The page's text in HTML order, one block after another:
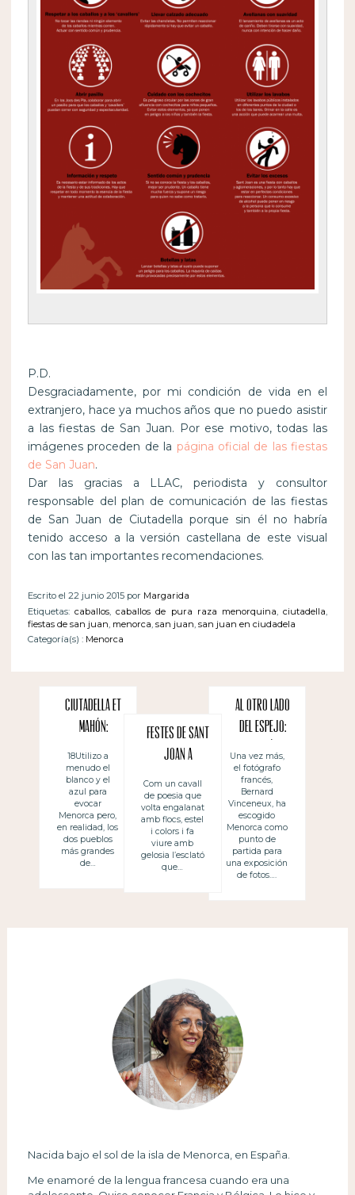
P.D.
Desgraciadamente, por mi condición de vida en el
extranjero, hace ya muchos años que no puedo asistir
a las fiestas de San Juan. Por ese motivo, todas las
imágenes proceden de la página oficial de las fiestas
de San Juan.
Dar las gracias a LLAC, periodista y consultor
responsable del plan de comunicación de las fiestas
de San Juan de Ciutadella porque sin él no habría
tenido acceso a la versión castellana de este visual
con las tan importantes recomendaciones.
Escrito el 22 junio 2015 por Margarida
Etiquetas: caballos,caballos de pura raza menorquina,ciutadella,
fiestas de san juan, menorca, san juan, san juan en ciudadela
Categoría(s) : Menorca
Ciutadella et
Mahón:
bonitas
ciudades
mediterráneas
18Utilizo a
menudo el
blanco y el
azul para
evocar
Menorca pero,
en realidad, los
dos pueblos
más grandes
de…
Festes de Sant
Joan a
Ciutadella,
Menorca
Com un cavall
de poesia que
volta engalanat
amb flocs, estel
i colors i fa
viure amb
gelosia l’esclató
que…
Al otro lado
del espejo:
exposición de
fotos de B.
Vinceneux
(Nantes y
Menorca)
Una vez más,
el fotógrafo
francés,
Bernard
Vinceneux, ha
escogido
Menorca como
punto de
partida para
una exposición
de fotos….
Nacida bajo el sol de la isla de Menorca, en España.
Me enamoré de la lengua francesa cuando era una